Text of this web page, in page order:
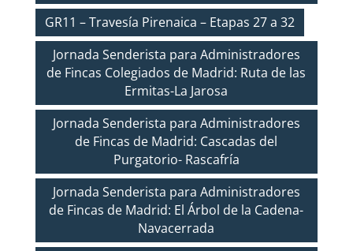
GR11 – Travesía Pirenaica – Etapas 27 a 32
Jornada Senderista para Administradores
de Fincas Colegiados de Madrid: Ruta de las
Ermitas-La Jarosa
Jornada Senderista para Administradores
de Fincas de Madrid: Cascadas del
Purgatorio- Rascafría
Jornada Senderista para Administradores
de Fincas de Madrid: El Árbol de la Cadena-
Navacerrada